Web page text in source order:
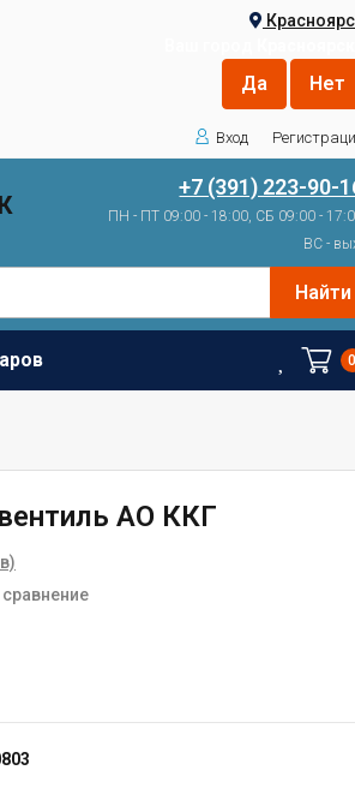
Вход
+7 (391) 223-90-
ПН - ПТ 09:00 - 18:00, СБ 09:00 -
ВС -
Найти
АО ККГ
сравнение